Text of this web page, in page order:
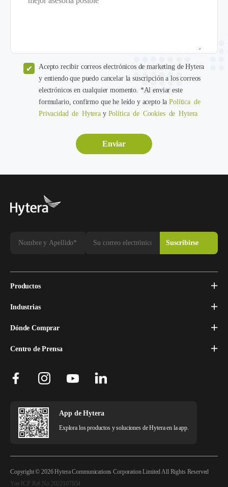
Acepto recibir correos electrónicos de marketing de Hytera
y entiendo que puedo cancelar la suscripción a los correos
electrónicos en cualquier momento. *Al enviar este
formulario, confirmo que he leído y acepto laPolítica de
Privacidad de Hytera y Política de Cookies de Hytera
Productos
Industrias
Dónde Comprar
Centro de Prensa
App de Hytera
Explora los productos y soluciones de Hytera en la app.
Copyright © 2026 Hytera Communications Corporation Limited All Rights Reserved
Yue ICP Ref.No.2022107854